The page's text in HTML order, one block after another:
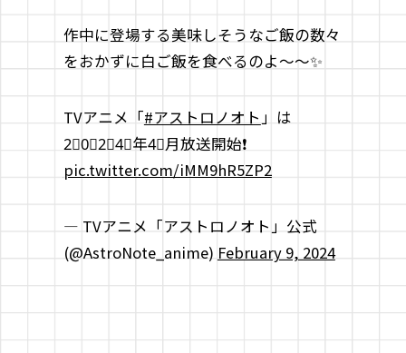
作中に登場する美味しそうなご飯の数々
をおかずに白ご飯を食べるのよ～～✨
TVアニメ「#アストロノオト」は
2⃣0⃣2⃣4⃣年4⃣月放送開始❗️
pic.twitter.com/iMM9hR5ZP2
— TVアニメ「アストロノオト」公式
(@AstroNote_anime)February 9, 2024